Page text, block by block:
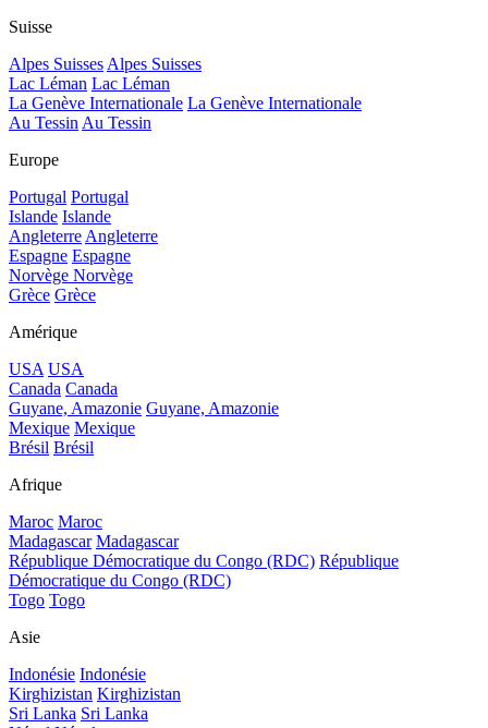
Suisse
Alpes Suisses Alpes Suisses
Lac Léman Lac Léman
La Genève Internationale La Genève Internationale
Au Tessin Au Tessin
Europe
Portugal Portugal
Islande Islande
Angleterre Angleterre
Espagne Espagne
Norvège Norvège
Grèce Grèce
Amérique
USA USA
Canada Canada
Guyane, Amazonie Guyane, Amazonie
Mexique Mexique
Brésil Brésil
Afrique
Maroc Maroc
Madagascar Madagascar
République Démocratique du Congo (RDC) République
Démocratique du Congo (RDC)
Togo Togo
Asie
Indonésie Indonésie
Kirghizistan Kirghizistan
Sri Lanka Sri Lanka